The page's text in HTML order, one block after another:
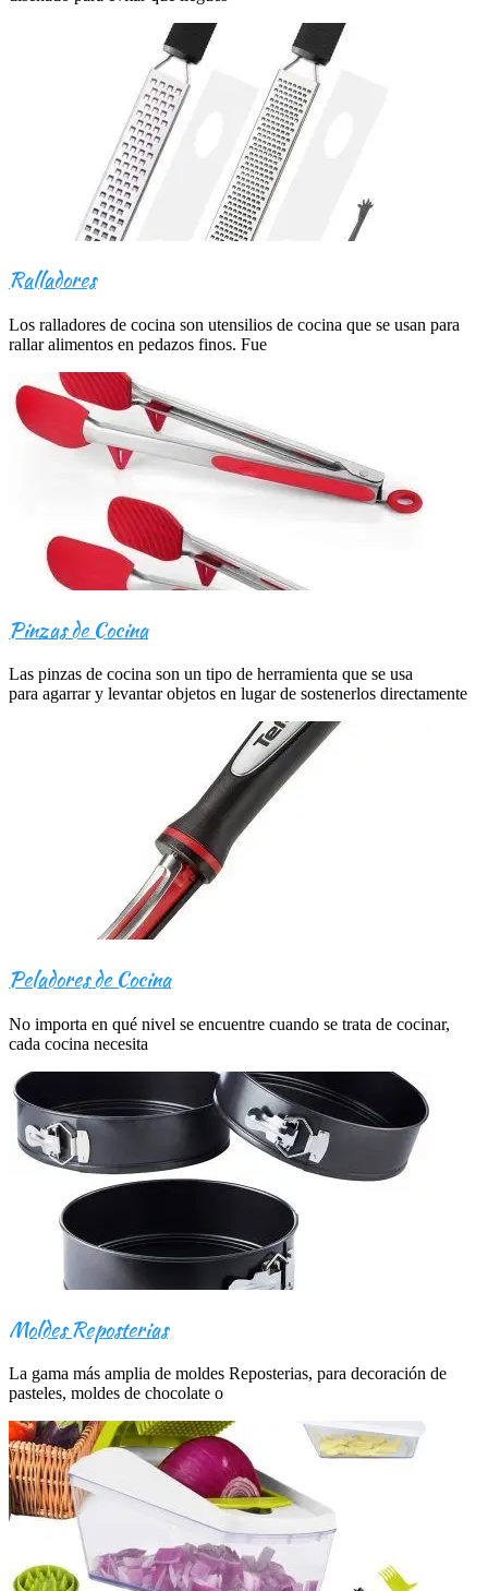
Ralladores
Los ralladores de cocina son utensilios de cocina que se usan para
rallar alimentos en pedazos finos. Fue
Pinzas de Cocina
Las pinzas de cocina son un tipo de herramienta que se usa
para agarrar y levantar objetos en lugar de sostenerlos directamente
Peladores de Cocina
No importa en qué nivel se encuentre cuando se trata de cocinar,
cada cocina necesita
Moldes Reposterias
La gama más amplia de moldes Reposterias, para decoración de
pasteles, moldes de chocolate o